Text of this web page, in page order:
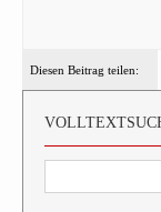
Diesen Beitrag teilen: